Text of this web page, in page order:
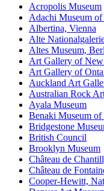
Acropolis Museum
Adachi Museum
Albertina, Vienna
Alte
Altes Museum,
Art Gallery of New
Art Gallery of
Auckland Art
Australian Rock
Ayala Museum
Benaki Museum
Bridgestone
British Council
Brooklyn Museum
Château de
Château de
Cooper-Hewitt,